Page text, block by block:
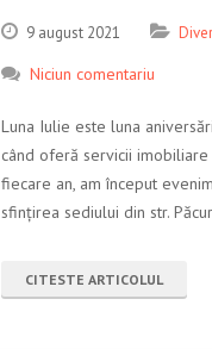
9 august 2021
Niciun comentariu
Luna Iulie este luna
când oferă servicii imobiliare
fiecare an, am început
sfințirea sediului din str.
CITESTE ARTICOLUL